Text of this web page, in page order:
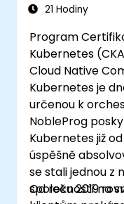
21 Hodiny
Program
Kubernetes
Cloud Native
Kubernetes je
určenou k
NobleProg
Kubernetes již
úspěšně
se stali jednou z
společností na
Od roku 2019